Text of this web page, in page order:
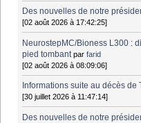
Des nouvelles de notre
[02 août 2026 à 17:42:25]
NeurostepMC/Bioness L300 :
pied tombant parfarid
[02 août 2026 à 08:09:06]
Informations suite au décès
[30 juillet 2026 à 11:47:14]
Des nouvelles de notre